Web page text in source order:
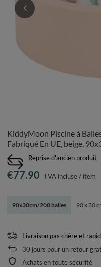
KiddyMoon Piscine à
Fabriqué En UE, beige,
Reprise d'ancien produit
90x30cm/200 balles 90 x 30
€77.90 TVA incluse/ item
Livraison pas chère et
30 jours pour un retour
Achats en toute sécurité